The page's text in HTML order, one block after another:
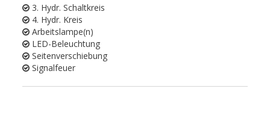
3. Hydr. Schaltkreis
4. Hydr. Kreis
Arbeitslampe(n)
LED-Beleuchtung
Seitenverschiebung
Signalfeuer